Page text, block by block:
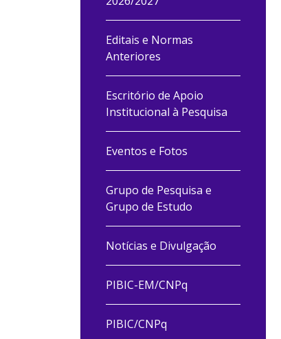
Editais e Normas
Anteriores
Escritório de Apoio
Institucional à Pesquisa
Eventos e Fotos
Grupo de Pesquisa e
Grupo de Estudo
Notícias e Divulgação
PIBIC-EM/CNPq
PIBIC/CNPq